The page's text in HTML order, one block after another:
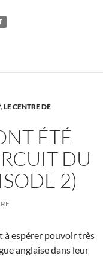
,LE CENTRE DE
ÉTÉ
DU
2)
à espérer pouvoir très
anglaise dans leur